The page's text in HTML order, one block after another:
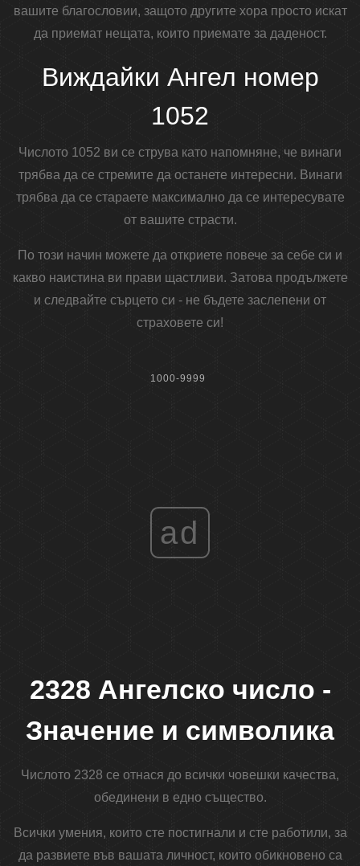
вашите благословии, защото другите хора просто искат
да приемат нещата, които приемате за даденост.
Виждайки Ангел номер
1052
Числото 1052 ви се струва като напомняне, че винаги
трябва да се стремите да останете интересни. Винаги
трябва да се стараете максимално да се интересувате
от вашите страсти.
По този начин можете да откриете повече за себе си и
какво наистина ви прави щастливи. Затова продължете
и следвайте сърцето си - не бъдете заслепени от
страховете си!
1000-9999
ad
2328 Ангелско число -
Значение и символика
Числото 2328 се отнася до всички човешки качества,
обединени в едно същество.
Всички умения, които сте постигнали и сте работили, за
да развиете във вашата личност, които обикновено са